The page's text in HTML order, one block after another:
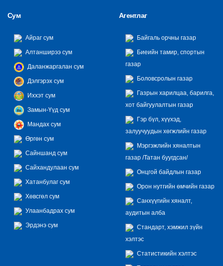
Сум
Айраг сум
Алтанширээ сум
Даланжаргалан сум
Дэлгэрэх сум
Иххэт сум
Замын-Үүд сум
Мандах сум
Өргөн сум
Сайншанд сум
Сайхандулаан сум
Хатанбулаг сум
Хөвсгөл сум
Улаанбадрах сум
Эрдэнэ сум
Агентлаг
Байгаль орчны газар
Биеийн тамир, спортын
газар
Боловсролын газар
Газрын харилцаа, барилга,
хот байгуулалтын газар
Гэр бүл, хүүхэд,
залуучуудын хөгжлийн газар
Мэргэжлийн хяналтын
газар /Татан буугдсан/
Онцгой байдлын газар
Орон нутгийн өмчийн газар
Санхүүгийн хяналт,
аудитын алба
Стандарт, хэмжил зүйн
хэлтэс
Статистикийн хэлтэс